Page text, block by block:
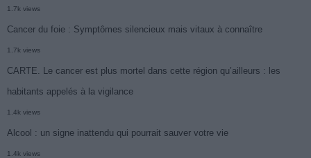
1.7k views
Cancer du foie : Symptômes silencieux mais vitaux à connaître
1.7k views
CARTE. Le cancer est plus mortel dans cette région qu’ailleurs : les
habitants appelés à la vigilance
1.4k views
Alcool : un signe inattendu qui pourrait sauver votre vie
1.4k views